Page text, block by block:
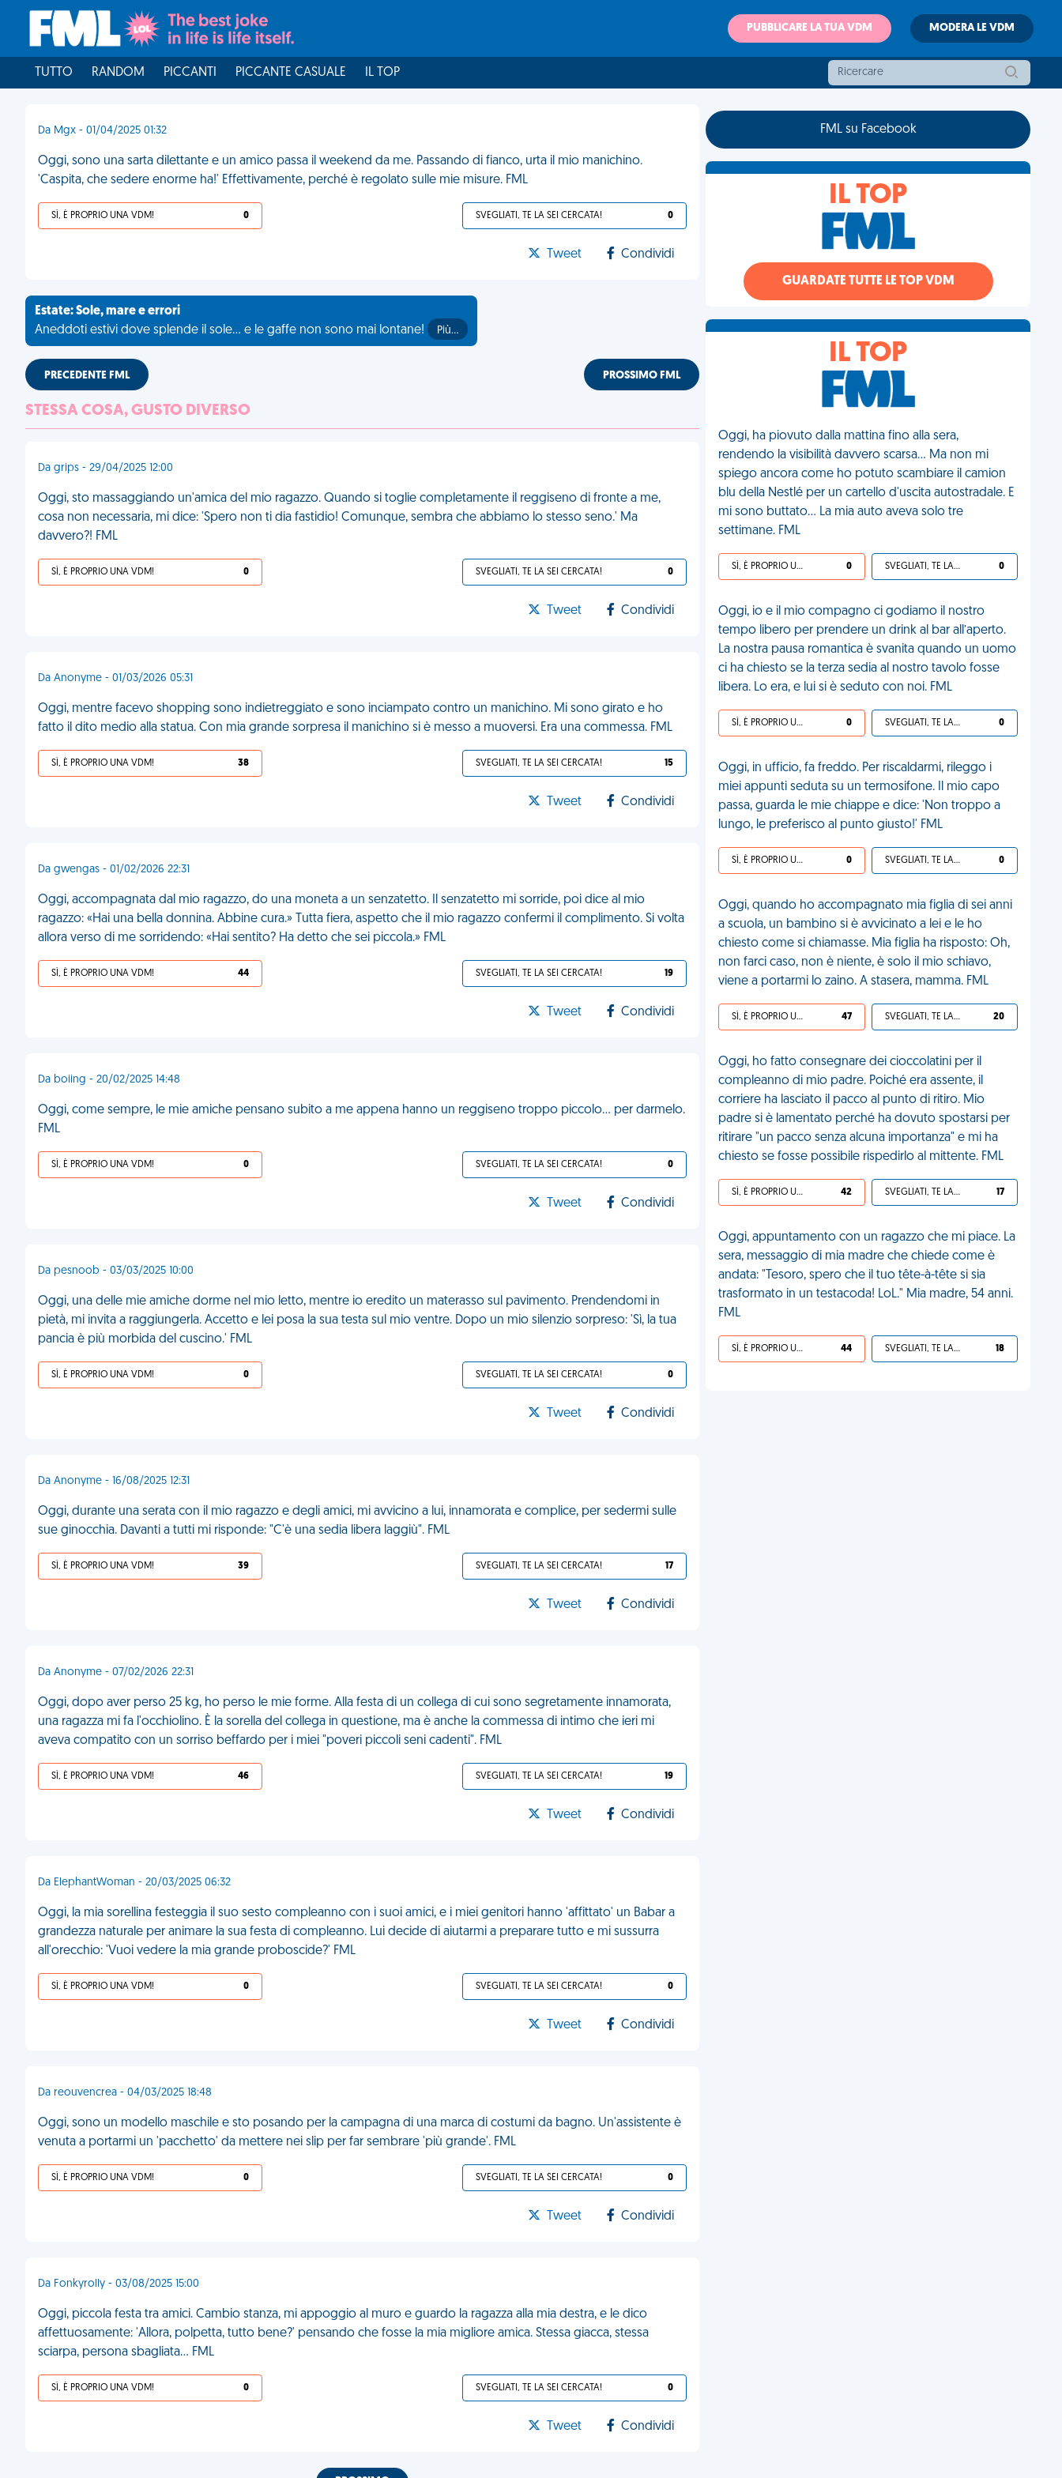
PUBBLICARE LA TUA VDM MODERA LE VDM
TUTTO RANDOM PICCANTI PICCANTE CASUALE IL TOP
Da Mgx - 01/04/2025 01:32
Oggi, sono una sarta dilettante e un amico passa il weekend da me. Passando di fianco, urta il mio manichino.
'Caspita, che sedere enorme ha!' Effettivamente, perché è regolato sulle mie misure. FML
SÌ, È PROPRIO UNA VDM! 0 SVEGLIATI, TE LA SEI CERCATA! 0
Tweet Condividi
Estate: Sole, mare e errori
Aneddoti estivi dove splende il sole... e le gaffe non sono mai lontane!
Più…
PRECEDENTE FML PROSSIMO FML
STESSA COSA, GUSTO DIVERSO
Da grips - 29/04/2025 12:00
Oggi, sto massaggiando un'amica del mio ragazzo. Quando si toglie completamente il reggiseno di fronte a me,
cosa non necessaria, mi dice: 'Spero non ti dia fastidio! Comunque, sembra che abbiamo lo stesso seno.' Ma
davvero?! FML
SÌ, È PROPRIO UNA VDM! 0 SVEGLIATI, TE LA SEI CERCATA! 0
Tweet Condividi
Da Anonyme - 01/03/2026 05:31
Oggi, mentre facevo shopping sono indietreggiato e sono inciampato contro un manichino. Mi sono girato e ho
fatto il dito medio alla statua. Con mia grande sorpresa il manichino si è messo a muoversi. Era una commessa. FML
SÌ, È PROPRIO UNA VDM! 38 SVEGLIATI, TE LA SEI CERCATA! 15
Tweet Condividi
Da gwengas - 01/02/2026 22:31
Oggi, accompagnata dal mio ragazzo, do una moneta a un senzatetto. Il senzatetto mi sorride, poi dice al mio
ragazzo: «Hai una bella donnina. Abbine cura.» Tutta fiera, aspetto che il mio ragazzo confermi il complimento. Si volta
allora verso di me sorridendo: «Hai sentito? Ha detto che sei piccola.» FML
SÌ, È PROPRIO UNA VDM! 44 SVEGLIATI, TE LA SEI CERCATA! 19
Tweet Condividi
Da boiing - 20/02/2025 14:48
Oggi, come sempre, le mie amiche pensano subito a me appena hanno un reggiseno troppo piccolo... per darmelo.
FML
SÌ, È PROPRIO UNA VDM! 0 SVEGLIATI, TE LA SEI CERCATA! 0
Tweet Condividi
Da pesnoob - 03/03/2025 10:00
Oggi, una delle mie amiche dorme nel mio letto, mentre io eredito un materasso sul pavimento. Prendendomi in
pietà, mi invita a raggiungerla. Accetto e lei posa la sua testa sul mio ventre. Dopo un mio silenzio sorpreso: 'Sì, la tua
pancia è più morbida del cuscino.' FML
SÌ, È PROPRIO UNA VDM! 0 SVEGLIATI, TE LA SEI CERCATA! 0
Tweet Condividi
Da Anonyme - 16/08/2025 12:31
Oggi, durante una serata con il mio ragazzo e degli amici, mi avvicino a lui, innamorata e complice, per sedermi sulle
sue ginocchia. Davanti a tutti mi risponde: "C'è una sedia libera laggiù". FML
SÌ, È PROPRIO UNA VDM! 39 SVEGLIATI, TE LA SEI CERCATA! 17
Tweet Condividi
Da Anonyme - 07/02/2026 22:31
Oggi, dopo aver perso 25 kg, ho perso le mie forme. Alla festa di un collega di cui sono segretamente innamorata,
una ragazza mi fa l'occhiolino. È la sorella del collega in questione, ma è anche la commessa di intimo che ieri mi
aveva compatito con un sorriso beffardo per i miei "poveri piccoli seni cadenti". FML
SÌ, È PROPRIO UNA VDM! 46 SVEGLIATI, TE LA SEI CERCATA! 19
Tweet Condividi
Da ElephantWoman - 20/03/2025 06:32
Oggi, la mia sorellina festeggia il suo sesto compleanno con i suoi amici, e i miei genitori hanno 'affittato' un Babar a
grandezza naturale per animare la sua festa di compleanno. Lui decide di aiutarmi a preparare tutto e mi sussurra
all'orecchio: 'Vuoi vedere la mia grande proboscide?' FML
SÌ, È PROPRIO UNA VDM! 0 SVEGLIATI, TE LA SEI CERCATA! 0
Tweet Condividi
Da reouvencrea - 04/03/2025 18:48
Oggi, sono un modello maschile e sto posando per la campagna di una marca di costumi da bagno. Un'assistente è
venuta a portarmi un 'pacchetto' da mettere nei slip per far sembrare 'più grande'. FML
SÌ, È PROPRIO UNA VDM! 0 SVEGLIATI, TE LA SEI CERCATA! 0
Tweet Condividi
Da Fonkyrolly - 03/08/2025 15:00
Oggi, piccola festa tra amici. Cambio stanza, mi appoggio al muro e guardo la ragazza alla mia destra, e le dico
affettuosamente: 'Allora, polpetta, tutto bene?' pensando che fosse la mia migliore amica. Stessa giacca, stessa
sciarpa, persona sbagliata... FML
SÌ, È PROPRIO UNA VDM! 0 SVEGLIATI, TE LA SEI CERCATA! 0
Tweet Condividi
FML su Facebook
IL TOP
GUARDATE TUTTE LE TOP VDM
IL TOP
Oggi, ha piovuto dalla mattina fino alla sera,
rendendo la visibilità davvero scarsa... Ma non mi
spiego ancora come ho potuto scambiare il camion
blu della Nestlé per un cartello d'uscita autostradale. E
mi sono buttato... La mia auto aveva solo tre
settimane. FML
SÌ, È PROPRIO UNA VDM! 0 SVEGLIATI, TE LA SEI CERCATA! 0
Oggi, io e il mio compagno ci godiamo il nostro
tempo libero per prendere un drink al bar all’aperto.
La nostra pausa romantica è svanita quando un uomo
ci ha chiesto se la terza sedia al nostro tavolo fosse
libera. Lo era, e lui si è seduto con noi. FML
SÌ, È PROPRIO UNA VDM! 0 SVEGLIATI, TE LA SEI CERCATA! 0
Oggi, in ufficio, fa freddo. Per riscaldarmi, rileggo i
miei appunti seduta su un termosifone. Il mio capo
passa, guarda le mie chiappe e dice: 'Non troppo a
lungo, le preferisco al punto giusto!' FML
SÌ, È PROPRIO UNA VDM! 0 SVEGLIATI, TE LA SEI CERCATA! 0
Oggi, quando ho accompagnato mia figlia di sei anni
a scuola, un bambino si è avvicinato a lei e le ho
chiesto come si chiamasse. Mia figlia ha risposto: Oh,
non farci caso, non è niente, è solo il mio schiavo,
viene a portarmi lo zaino. A stasera, mamma. FML
SÌ, È PROPRIO UNA VDM! 47 SVEGLIATI, TE LA SEI CERCATA! 20
Oggi, ho fatto consegnare dei cioccolatini per il
compleanno di mio padre. Poiché era assente, il
corriere ha lasciato il pacco al punto di ritiro. Mio
padre si è lamentato perché ha dovuto spostarsi per
ritirare "un pacco senza alcuna importanza" e mi ha
chiesto se fosse possibile rispedirlo al mittente. FML
SÌ, È PROPRIO UNA VDM! 42 SVEGLIATI, TE LA SEI CERCATA! 17
Oggi, appuntamento con un ragazzo che mi piace. La
sera, messaggio di mia madre che chiede come è
andata: "Tesoro, spero che il tuo tête-à-tête si sia
trasformato in un testacoda! LoL." Mia madre, 54 anni.
FML
SÌ, È PROPRIO UNA VDM! 44 SVEGLIATI, TE LA SEI CERCATA! 18